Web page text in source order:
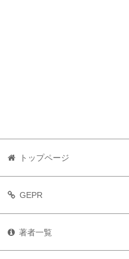
トップページ
GEPR
著者一覧